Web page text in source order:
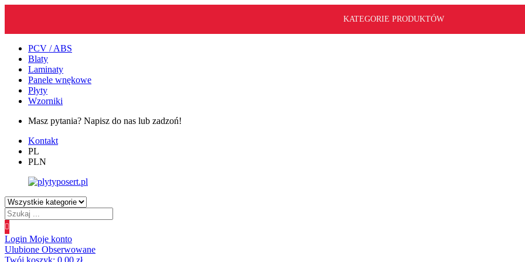
KATEGORIE PRODUKTÓW
PCV / ABS
Blaty
Laminaty
Panele wnękowe
Płyty
Wzorniki
Masz pytania? Napisz do nas lub zadzoń!
Kontakt
PL
PLN
Wyszukiwanie
produktów
Login Moje konto
Ulubione Obserwowane
Twój koszyk: 0.00 zł